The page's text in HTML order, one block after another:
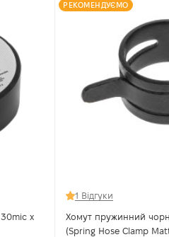
x
РЕКОМЕНДУЄМО
1 Відгуки
Хомут пружинний
(Spring Hose Clamp